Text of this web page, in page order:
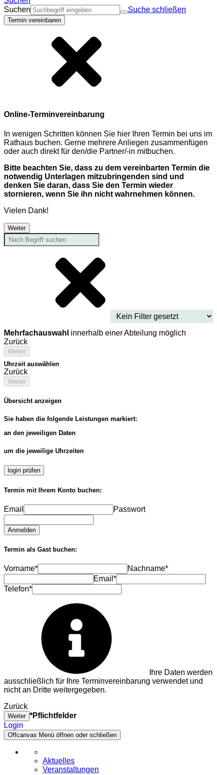
Suchen
Suche schließen
Termin vereinbaren
Online-Terminvereinbarung
In wenigen Schritten können Sie hier Ihren Termin bei uns im
Rathaus buchen. Gerne mehrere Anliegen zusammenfügen
oder auch direkt für den/die Partner/-in mitbuchen.
Bitte beachten Sie, dass zu dem vereinbarten Termin die
notwendig Unterlagen mitzubringenden sind und
denken Sie daran, dass Sie den Termin wieder
stornieren, wenn Sie ihn nicht wahrnehmen können.
Vielen Dank!
Weiter
Mehrfachauswahl innerhalb einer Abteilung möglich
Zurück
Weiter
Uhrzeit auswählen
Zurück
Weiter
Übersicht anzeigen
Sie haben die folgende Leistungen markiert:
an den jeweiligen Daten
um die jeweilige Uhrzeiten
login prüfen
Termin mit Ihrem Konto buchen:
Email Passwort
Anmelden
Termin als Gast buchen:
Vorname*
Nachname*
Email*
Telefon*
Ihre Daten werden
ausschließlich für Ihre Terminvereinbarung verwendet und
nicht an Dritte weitergegeben.
Zurück
Weiter *Pflichtfelder
Login
Offcanvas Menü öffnen oder schließen
Aktuelles
Veranstaltungen